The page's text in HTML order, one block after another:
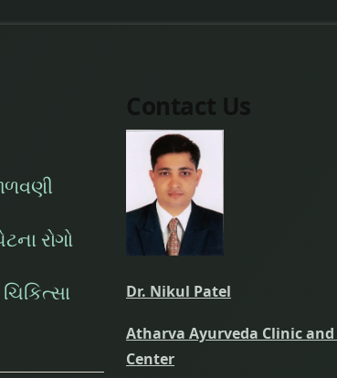
રોગો
Contact Us
Dr. Nikul Patel
Atharva Ayurveda Clinic
Center